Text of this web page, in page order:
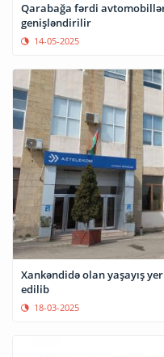
Qarabağa fərdi
genişləndirilir
14-05-2025
Xankəndidə olan yaşayış
edilib
18-03-2025